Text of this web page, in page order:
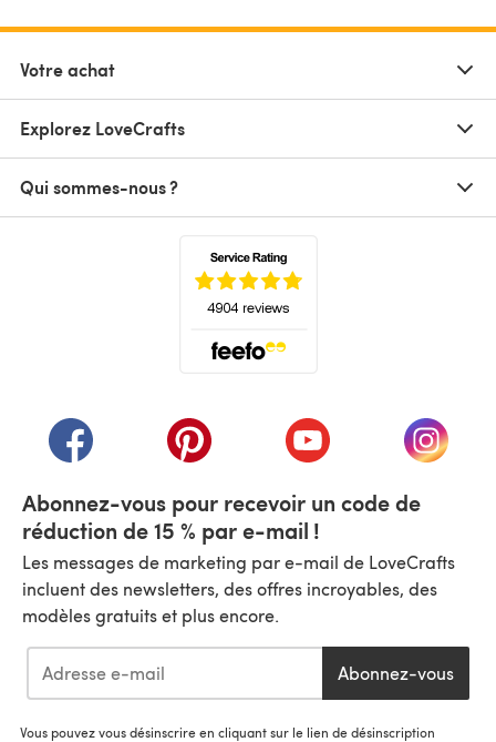
Votre achat
Explorez LoveCrafts
Qui sommes-nous ?
(s'ouvre dans un nouvel onglet)
(s'ouvre dans un nouvel onglet)
(s'ouvre dans un(s'ouvre
Abonnez-vous pour recevoir un code de
réduction de 15 % par e-mail !
Les messages de marketing par e-mail de LoveCrafts
incluent des newsletters, des offres incroyables, des
modèles gratuits et plus encore.
Abonnez-vous
Vous pouvez vous désinscrire en cliquant sur le lien de désinscription